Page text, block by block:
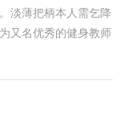
淡薄把柄本人需乞降
又名优秀的健身教师